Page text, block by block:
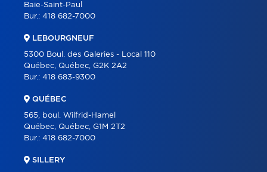
À PROPOS
OUTILS
CARRIÈRE
BLOGUE
CONTACT
Baie-Saint-Paul
Bur.: 418 682-7000
LEBOURGNEUF
5300 Boul. des Galeries - Local 110
Québec, Québec, G2K 2A2
Bur.: 418 683-9300
QUÉBEC
565, boul. Wilfrid-Hamel
Québec, Québec, G1M 2T2
Bur.: 418 682-7000
SILLERY